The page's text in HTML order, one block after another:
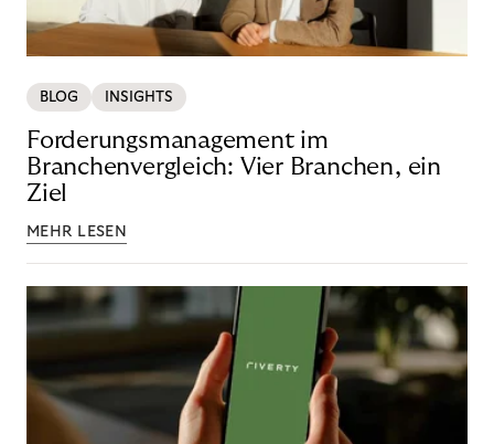
BLOG INSIGHTS
Forderungsmanagement im
Branchenvergleich: Vier Branchen, ein
Ziel
MEHR LESEN